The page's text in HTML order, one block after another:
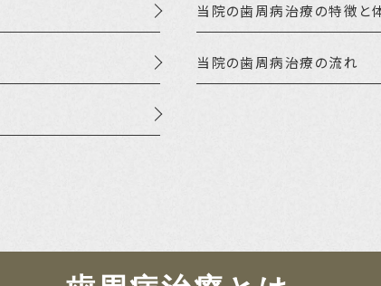
当院の歯周病治療の特徴と
当院の歯周病治療の流れ